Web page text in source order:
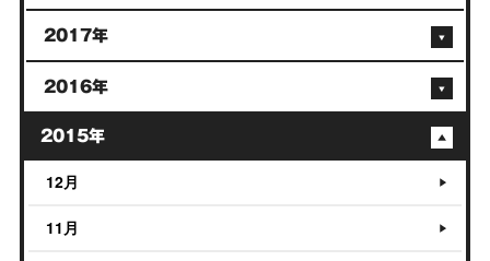
2017年
2016年
2015年
12月
11月